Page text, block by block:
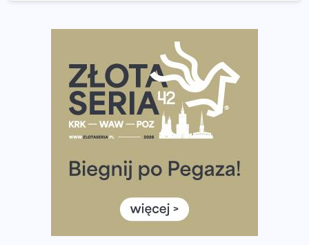
wybiera wyzwanie trzech największych maratonów w
Praska 5k Run gospodarzem Mistrzostw Polski
Największy Bieg Powstania Warszawskiego w historii.
Ponad 12 tysięcy uczestników pobiegło dla Bohaterów!
Tętno vs tempo – czym kierować się w bieganiu?
Co ma dużo białka? Produkty, które warto włączyć do
Rozbiegany Olsztyn szykuje się na weekend z
Już w tę sobotę 35. Bieg Powstania Warszawskiego.
Wystartuje rekordowa liczba uczestników